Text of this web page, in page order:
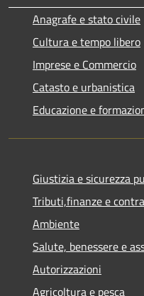
Anagrafe e stato civile
Cultura e tempo libero
Imprese e Commercio
Catasto e urbanistica
Educazione e
Giustizia e sicurezza
Tributi,finanze e
Ambiente
Salute, benessere e
Autorizzazioni
Agricoltura e pesca